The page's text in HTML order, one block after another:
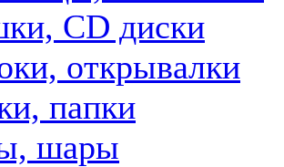
CD диски
открывалки
папки
шары